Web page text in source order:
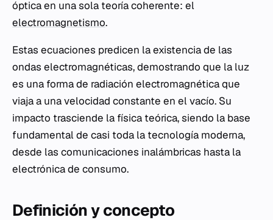
óptica en una sola teoría coherente: el
electromagnetismo.
Estas ecuaciones predicen la existencia de las
ondas electromagnéticas, demostrando que la luz
es una forma de radiación electromagnética que
viaja a una velocidad constante en el vacío. Su
impacto trasciende la física teórica, siendo la base
fundamental de casi toda la tecnología moderna,
desde las comunicaciones inalámbricas hasta la
electrónica de consumo.
Definición y concepto